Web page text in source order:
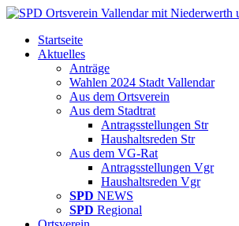
Startseite
Aktuelles
Anträge
Wahlen 2024 Stadt Vallendar
Aus dem Ortsverein
Aus dem Stadtrat
Antragsstellungen Str
Haushaltsreden Str
Aus dem VG-Rat
Antragsstellungen Vgr
Haushaltsreden Vgr
SPD NEWS
SPD Regional